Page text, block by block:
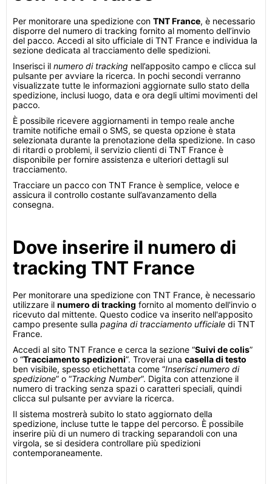
Per monitorare una spedizione con TNT France, è necessario
disporre del numero di tracking fornito al momento dell’invio
del pacco. Accedi al sito ufficiale di TNT France e individua la
sezione dedicata al tracciamento delle spedizioni.
Inserisci il numero di tracking nell’apposito campo e clicca sul
pulsante per avviare la ricerca. In pochi secondi verranno
visualizzate tutte le informazioni aggiornate sullo stato della
spedizione, inclusi luogo, data e ora degli ultimi movimenti del
pacco.
È possibile ricevere aggiornamenti in tempo reale anche
tramite notifiche email o SMS, se questa opzione è stata
selezionata durante la prenotazione della spedizione. In caso
di ritardi o problemi, il servizio clienti di TNT France è
disponibile per fornire assistenza e ulteriori dettagli sul
tracciamento.
Tracciare un pacco con TNT France è semplice, veloce e
assicura il controllo costante sull’avanzamento della
consegna.
Dove inserire il numero di
tracking TNT France
Per monitorare una spedizione con TNT France, è necessario
utilizzare il numero di tracking fornito al momento dell'invio o
ricevuto dal mittente. Questo codice va inserito nell'apposito
campo presente sulla pagina di tracciamento ufficiale di TNT
France.
Accedi al sito TNT France e cerca la sezione “Suivi de colis”
o “Tracciamento spedizioni”. Troverai una casella di testo
ben visibile, spesso etichettata come “Inserisci numero di
spedizione” o “Tracking Number”. Digita con attenzione il
numero di tracking senza spazi o caratteri speciali, quindi
clicca sul pulsante per avviare la ricerca.
Il sistema mostrerà subito lo stato aggiornato della
spedizione, incluse tutte le tappe del percorso. È possibile
inserire più di un numero di tracking separandoli con una
virgola, se si desidera controllare più spedizioni
contemporaneamente.